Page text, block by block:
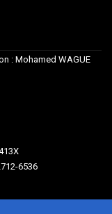
: Mohamed WAGUE
6536